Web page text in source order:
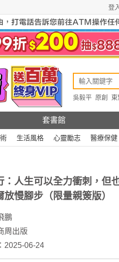
登
吳毅平 原創 東
套書館
生活風格 心靈勵志 醫療保健
：人生可以全力衝刺，但
放慢腳步（限量親簽版）
鵬
周出版
2025-06-24